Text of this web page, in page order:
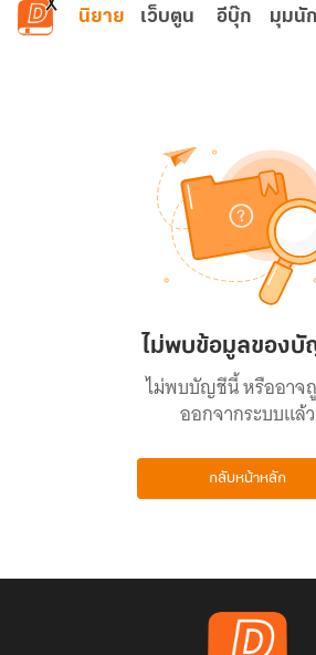
ข้ามไปยังเนื้อหาหลัก
นิยาย เว็บตูน อีบุ๊ก มุมนั
ไม่พบข้อมูลของบั
ไม่พบบัญชีนี้ หรืออาจ
ออกจากระบบแล้ว
กลับหน้าหลัก